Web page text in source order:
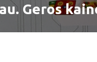
Geros